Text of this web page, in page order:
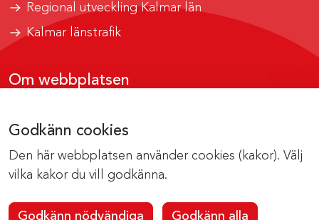
Godkänn cookies
Den här webbplatsen använder cookies (kakor). Välj
vilka kakor du vill godkänna.
Godkänn nödvändiga Godkänn alla
Regional utveckling Kalmar län
Kalmar länstrafik
Om webbplatsen
Om cookies
Kontakta webbredaktionen